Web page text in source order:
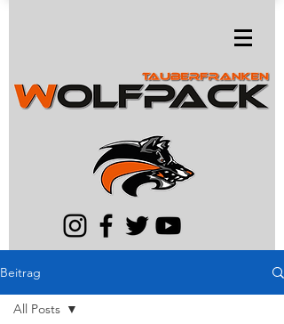
Beitrag
All Posts